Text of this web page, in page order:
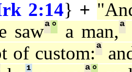
2:14} +
sawª°a man,ª
of custom:ª